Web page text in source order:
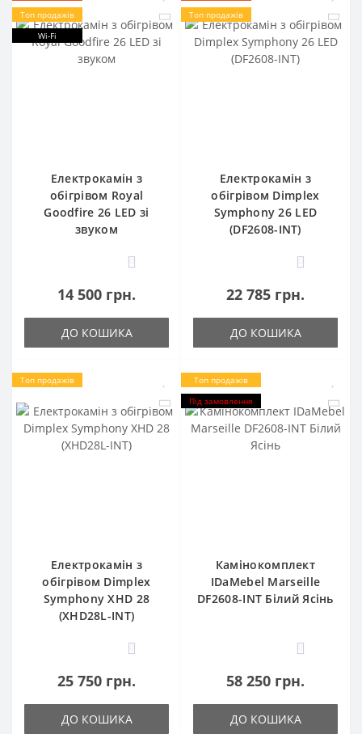
Топ продажів
Wi-Fi
Електрокамін з
обігрівом Royal
Goodfire 26 LED зі
звуком
0
14 500 грн.
ДО КОШИКА
Топ продажів
Електрокамін з
обігрівом Dimplex
Symphony 26 LED
(DF2608-INT)
0
22 785 грн.
ДО КОШИКА
Топ продажів
Електрокамін з
обігрівом Dimplex
Symphony XHD 28
(XHD28L-INT)
0
25 750 грн.
ДО КОШИКА
Топ продажів
Під замовлення
Камінокомплект
IDaMebel Marseille
DF2608-INT Білий Ясінь
0
58 250 грн.
ДО КОШИКА